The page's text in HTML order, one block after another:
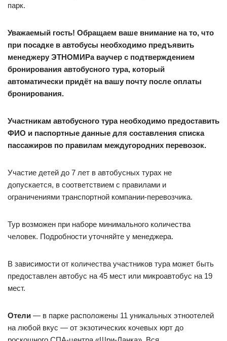
парк.
Уважаемый гость! Обращаем ваше внимание на то, что
при посадке в автобусы необходимо предъявить
менеджеру ЭТНОМИРа ваучер с подтверждением
бронирования автобусного тура, который
автоматически придёт на вашу почту после оплаты
бронирования.
Участникам автобусного тура необходимо предоставить
ФИО и паспортные данные для составления списка
пассажиров по правилам междугородних перевозок.
Участие детей до 7 лет в автобусных турах не
допускается, в соответствием с правилами и
ограничениями транспортной компании-перевозчика.
Тур возможен при наборе минимального количества
человек. Подробности уточняйте у менеджера.
В зависимости от количества участников тура может быть
предоставлен автобус на 45 мест или микроавтобус на 19
мест.
Отели — в парке расположены 11 уникальных этноотелей
на любой вкус — от экзотических кочевых юрт до